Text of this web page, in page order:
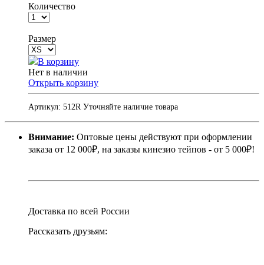
Количество
Размер
В корзину
Нет в наличии
Открыть корзину
Артикул: 512R Уточняйте наличие товара
Внимание: Оптовые цены действуют при оформлении
заказа от 12 000₽, на заказы кинезио тейпов - от 5 000₽!
Доставка по всей России
Рассказать друзьям: